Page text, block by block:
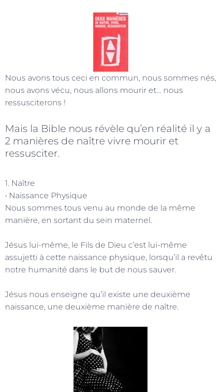
Nous avons tous ceci en commun, nous sommes nés,
nous avons vécu, nous allons mourir et… nous
ressusciterons !
Mais la Bible nous révèle qu’en réalité il y a
2 manières de naître vivre mourir et
ressusciter.
1. Naître
• Naissance Physique
Nous sommes tous venu au monde de la même
manière, en sortant du sein maternel.
Jésus lui-même, le Fils de Dieu c’est lui-même
assujetti à cette naissance physique, lorsqu’il a revêtu
notre humanité dans le but de nous sauver.
Jésus nous enseigne qu’il existe une deuxième
naissance, une deuxième manière de naître.